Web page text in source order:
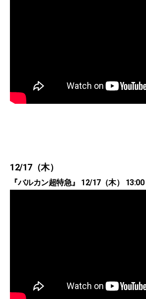
12/17（木）
『バルカン超特急』 12/17（木）